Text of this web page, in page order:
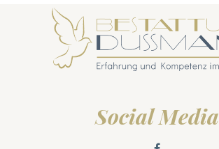
Social Media